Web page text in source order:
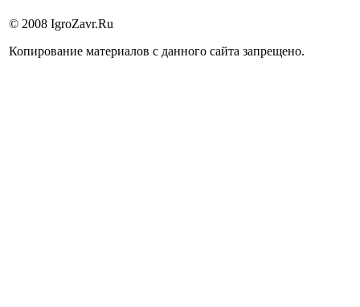
© 2008 IgroZavr.Ru
Копирование материалов с данного сайта запрещено.